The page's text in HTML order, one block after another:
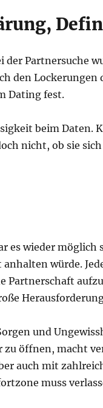
der Partnersuche
den Lockerungen
Dating fest.
beim Daten.
nicht, ob sie
es wieder möglich
würde.
Partnerschaft
und
zu öffnen, macht
auch mit
muss